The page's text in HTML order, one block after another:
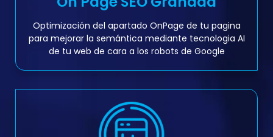
Optimización del apartado OnPage de tu pagina
para mejorar la semántica mediante tecnologia AI
de tu web de cara a los robots de Google